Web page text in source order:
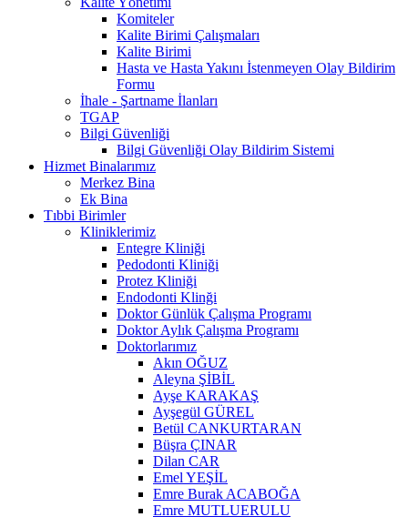
Komiteler
Kalite Birimi Çalışmaları
Kalite Birimi
Hasta ve Hasta Yakını İstenmeyen Olay Bildirim
Formu
İhale - Şartname İlanları
TGAP
Bilgi Güvenliği
Bilgi Güvenliği Olay Bildirim Sistemi
Hizmet Binalarımız
Merkez Bina
Ek Bina
Tıbbi Birimler
Kliniklerimiz
Entegre Kliniği
Pedodonti Kliniği
Protez Kliniği
Endodonti Klinği
Doktor Günlük Çalışma Programı
Doktor Aylık Çalışma Programı
Doktorlarımız
Akın OĞUZ
Aleyna ŞİBİL
Ayşe KARAKAŞ
Ayşegül GÜREL
Betül CANKURTARAN
Büşra ÇINAR
Dilan CAR
Emel YEŞİL
Emre Burak ACABOĞA
Emre MUTLUERULU